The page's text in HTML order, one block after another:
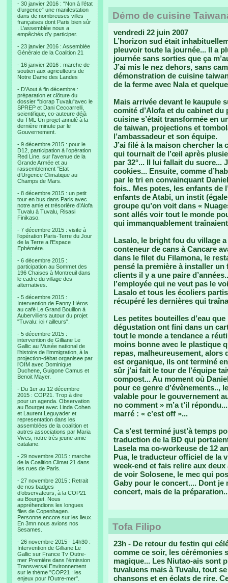
- 30 janvier 2016 : “Non à l’état
d’urgence” une manifestation
dans de nombreuses villes
françaises dont Paris bien sûr
. L’assemblée nous a
empêchés d’y participer.
- 23 janvier 2016 : Assemblée
Générale de la Coalition 21
- 16 janvier 2016 : marche de
soutien aux agriculteurs de
Notre Dame des Landes
- D’Aout à fin décembre :
préparation et clôture du
dossier “biorap Tuvalu“avec le
SPREP et Dani Ceccarrelli,
scientifique, co-auteure déjà
du TML Un projet annulé à la
dernière minute par le
Gouvernement.
- 9 décembre 2015 : pour le
D12, participation à l’opération
Red Line, sur l’avenue de la
Grande Armée et au
rassemblement “Etat
d’Urgence Climatique au
Champs de Mars.
- 8 décembre 2015 : un petit
tour en bus dans Paris avec
notre amie et trésorière d’Alofa
Tuvalu à Tuvalu, Risasi
Finikaso.
- 7 décembre 2015 : visite à
l’opération Paris-Terre du Jour
de la Terre a l’Espace
Ephémère.
- 6 décembre 2015 :
participation au Sommet des
196 Chaises à Montreuil dans
le cadre du village des
alternatives.
- 5 décembre 2015 :
Intervention de Fanny Héros
au café Le Grand Bouillon à
Aubervilliers autour du projet
"Tuvalu: ici / ailleurs".
- 5 décembre 2015 :
intervention de Gilliane Le
Gallic au Musée national de
l’histoire de l’immigration, à la
projection-débat organisee par
l’OIM avec Dominique
Duchene, Guigone Camus et
Benoit Mayer.
- Du 1er au 12 décembre
2015 : COP21. Trop à dire
pour un agenda. Observation
au Bourget avec Linda Cohen
et Laurent Leguyader et
representation dans les
assemblées de la coalition et
autres associations par Maria
Vives, notre très jeune amie
catalane.
- 29 novembre 2015 : marche
de la Coalition Climat 21 dans
les rues de Paris.
- 27 novembre 2015 : Retrait
de nos badges
d’observateurs, à la COP21
au Bourget. Nous
appréhendions les longues
files de Copenhagen.
Personne encore sur les lieux.
En 3mn nous avions nos
Sesames.
- 26 novembre 2015 - 14h30 :
Intervention de Gilliane Le
Gallic sur France Tv Outre-
mer Première dans l'émission
Transversal Environnement
sur le thème "COP21 : les
enjeux pour l'Outre-mer".
Démo de cuisine
vendredi 22 juin 2007
L’horizon sud était
pleuvoir toute la journée... Il a
journée sans sorties que ça
J’ai mis le nez dehors, sans
démonstration de cuisine
de la ferme avec Nala et
Mais arrivée devant le kaupule
comité d’Alofa et du cabinet
cuisine s’était transformée en
de taiwan, projections et
l’ambassadeur et son équipe.
J’ai filé à la maison chercher la
qui tournait de l’œil après
par 32°... Il lui fallait du sucre...
cookies... Ensuite, comme
par le tri en convainquant
fois.. Mes potes, les enfants de
enfants de Atabi, un instit
groupe qu’on voit dans «
sont allés voir tout le monde
qui immanquablement
Lasalo, le bright fou du village
conteneur de cans à Cancare
dans le filet du Filamona, le
pensé la première à installer
clients il y a une paire
l’employée qui ne veut pas le
Lasalo et tous les écoliers
récupéré les dernières qui
Les petites bouteilles d’eau
dégustation ont fini dans un
tout le monde a tendance a
moins bonne avec le plastique
repas, malheureusement, alors
est organique, ils ont terminé
sûr j’ai fait le tour de l’équipe
compost... Au moment où
pour ce genre d’évènements..,
valable pour le gouvernement
no comment » m’a t’il
marré : « c’est off »...
Ca s’est terminé just’à temps
traduction de la BD qui
Lasela ma co-workeuse de 12
Pua, le traducteur officiel de la
week-end et fais relire aux
de voir Solosene, le mec qui
Gaby pour le concert.... Dont je
concert, mais de la
Tofa Filipo
23h - De retour du festin qui
comme ce soir, les cérémonies
magique... Les Niutao-ais sont
tuvaluens mais à Tuvalu, tout
chansons et en éclats de rire.